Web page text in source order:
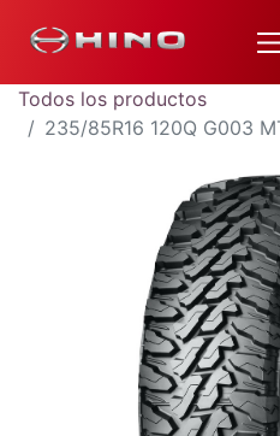
Todos los productos
235/85R16 120Q G003